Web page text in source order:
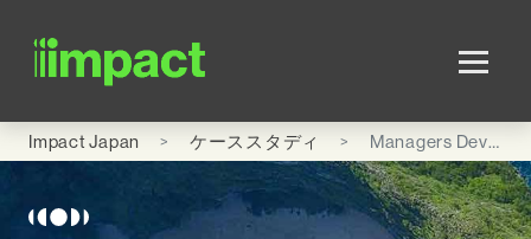
Impact Japan ケーススタディ Managers Development Programme for Oki